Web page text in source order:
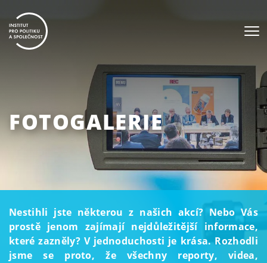
FOTOGALERIE
Nestihli jste některou z našich akcí? Nebo Vás
prostě jenom zajímají nejdůležitější informace,
které zazněly? V jednoduchosti je krása. Rozhodli
jsme se proto, že všechny reporty, videa,